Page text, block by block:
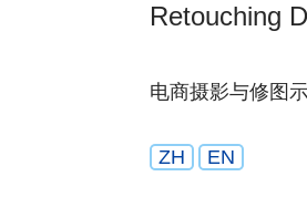
Retouching
电商摄影与修图
ZH EN